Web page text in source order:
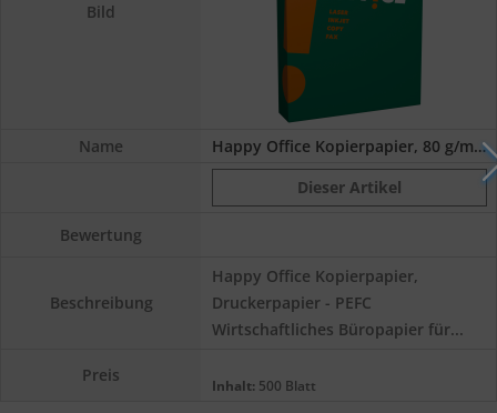
Bild
Name
Happy Office Kopierpapier, 80 g/m², A4, PEFC
Dieser Artikel
Bewertung
Beschreibung
Happy Office Kopierpapier,
Druckerpapier - PEFC
Wirtschaftliches Büropapier für...
Preis Inhalt: 500 Blatt